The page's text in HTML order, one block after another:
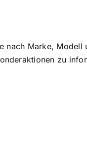
nach Marke, Modell
zu